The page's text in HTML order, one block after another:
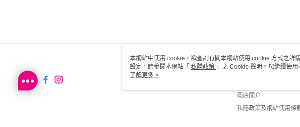
關於我們
商店簡介
私隱政策及網站使用條
本網站中使用 cookie，欲查詢有關本網站使用 cookie 方式之詳
設定，請參閱本網站「 私隱政策 」之 Cookie 聲明。您繼續使
用 cookie。
了解更多 >